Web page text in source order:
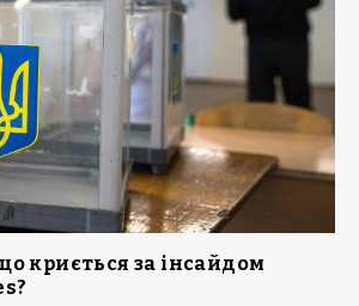
криється за інсайдом